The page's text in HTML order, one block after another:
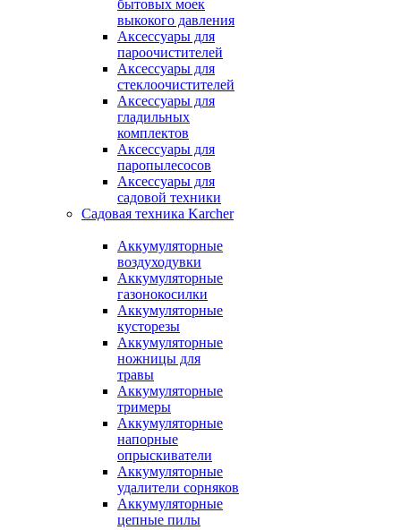
бытовых моек
выкокого давления
Аксессуары для
пароочистителей
Аксессуары для
стеклоочистителей
Аксессуары для
гладильных
комплектов
Аксессуары для
паропылесосов
Аксессуары для
садовой техники
Садовая техника Karcher
Аккумуляторные
воздуходувки
Аккумуляторные
газонокосилки
Аккумуляторные
кусторезы
Аккумуляторные
ножницы для
травы
Аккумуляторные
тримеры
Аккумуляторные
напорные
опрыскиватели
Аккумуляторные
удалители сорняков
Аккумуляторные
цепные пилы